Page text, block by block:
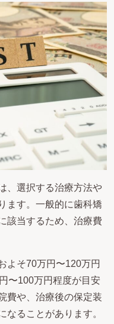
、選択する治療方法や
ます。一般的に歯科矯
該当するため、治療費
よそ70万円〜120万円
〜100万円程度が目安
費や、治療後の保定装
なることがあります。